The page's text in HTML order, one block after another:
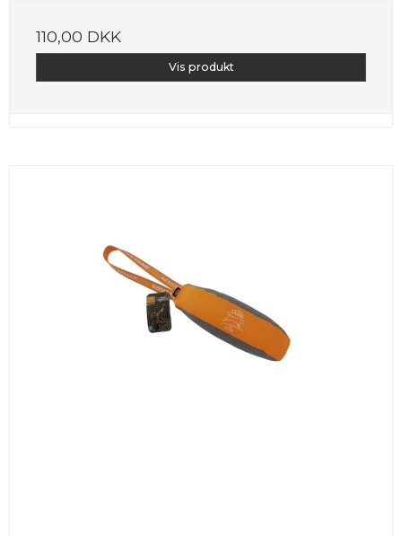
110,00 DKK
Vis produkt